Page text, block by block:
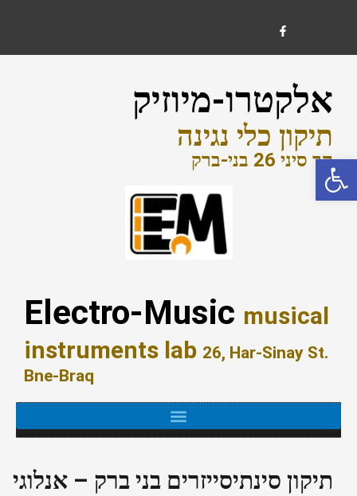
לתוכן
a
c
b
k
-
f
אלקטרו-מיוזיק
תיקון כלי נגינה
הר סיני 26 בני-ברק
Electro-Music musical
instruments lab 26, Har-Sinay St.
Bne-Braq
תיקון סינתיסייזרים בני ברק – אנלוגי
פתח סרגל נגישות